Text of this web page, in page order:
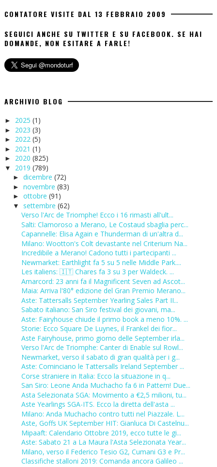
CONTATORE VISITE DAL 13 FEBBRAIO 2009
SEGUICI ANCHE SU TWITTER E SU FACEBOOK. SE HAI
DOMANDE, NON ESITARE A FARLE!
ARCHIVIO BLOG
► 2025 (1)
► 2023 (3)
► 2022 (5)
► 2021 (1)
► 2020 (825)
▼ 2019 (789)
► dicembre (72)
► novembre (83)
► ottobre (91)
▼ settembre (62)
Verso l'Arc de Triomphe! Ecco i 16 rimasti all'ult...
Salti: Clamoroso a Merano, Le Costaud sbaglia perc...
Capannelle: Elisa Again e Thunderman di un'altra d...
Milano: Wootton's Colt devastante nel Criterium Na...
Incredibile a Merano! Cadono tutti i partecipanti ...
Newmarket: Earthlight fa 5 su 5 nelle Middle Park....
Les italiens: 🇮🇹 Chares fa 3 su 3 per Waldeck. ...
Amarcord: 23 anni fa il Magnificent Seven ad Ascot...
Maia: Arriva l'80° edizione del Gran Premio Merano...
Aste: Tattersalls September Yearling Sales Part II...
Sabato italiano: San Siro festival dei giovani, ma...
Aste: Fairyhouse chiude il primo book a meno 10%. ...
Storie: Ecco Square De Luynes, il Frankel dei fior...
Aste Fairyhouse, primo giorno delle September irla...
Verso l'Arc de Triomphe: Canter di Enable sul Rowl...
Newmarket, verso il sabato di gran qualità per i g...
Aste: Cominciano le Tattersalls Ireland September ...
Corse straniere in Italia: Ecco la situazione in q...
San Siro: Leone Anda Muchacho fa 6 in Pattern! Due...
Asta Selezionata SGA: Movimento a €2,5 milioni, tu...
Aste Yearlings SGA-ITS. Ecco la diretta dell'asta ...
Milano: Anda Muchacho contro tutti nel Piazzale. L...
Aste, Goffs UK September HIT: Gianluca Di Castelnu...
Mipaaft: Calendario Ottobre 2019, ecco tutte le gi...
Aste: Sabato 21 a La Maura l'Asta Selezionata Year...
Milano, verso il Federico Tesio G2, Cumani G3 e Pr...
Classifiche stalloni 2019: Comanda ancora Galileo ...